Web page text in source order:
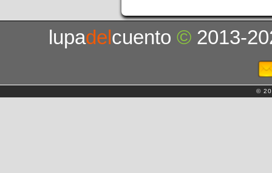
lupadelcuento© 2013-
©